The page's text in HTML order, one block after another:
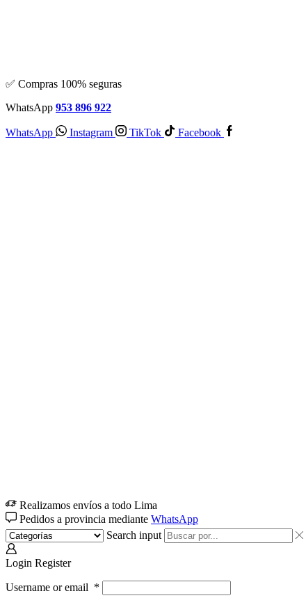
✅ Compras 100% seguras
WhatsApp 953 896 922
WhatsApp Instagram TikTok Facebook
Realizamos envíos a todo Lima
Pedidos a provincia mediante WhatsApp
Search input
Login Register
Username or email *